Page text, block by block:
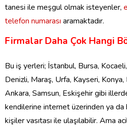
tanesi ile meşgul olmak isteyenler,
telefon numarası aramaktadır.
Firmalar Daha Çok Hangi
Bu iş yerleri; İstanbul, Bursa,
Denizli, Maraş, Urfa, Kayseri, Konya,
Ankara, Samsun, Eskişehir gibi
kendilerine internet üzerinden ya da
kişiler vasıtası ile ulaşılabilir. Ama